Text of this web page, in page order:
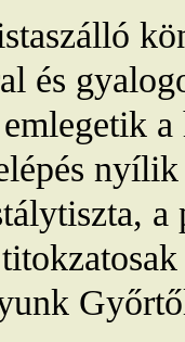
és
a